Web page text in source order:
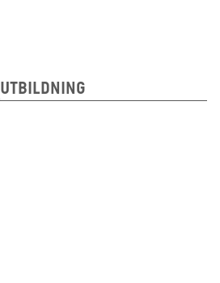
Utbildning